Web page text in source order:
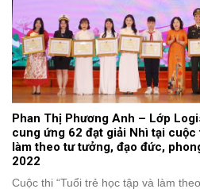
Phan Thị Phương Anh – Lớp
cung ứng 62 đạt giải Nhì tại cuộc
làm theo tư tưởng, đạo đức,
2022
Cuộc thi “Tuổi trẻ học tập và làm